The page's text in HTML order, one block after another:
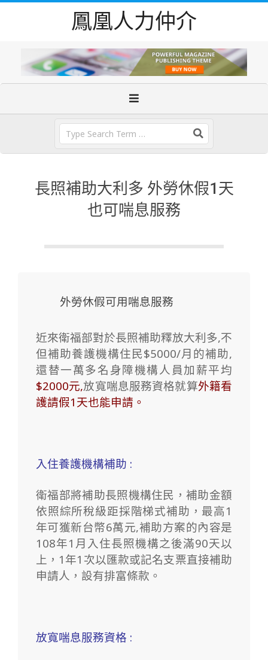
鳳凰人力仲介
長照補助大利多 外勞休假1天
也可喘息服務
外勞休假可用喘息服務
近來衛福部對於長照補助釋放大利多,不
但補助養護機構住民$5000/月的補助,
還替一萬多名身障機構人員加薪平均
$2000元,放寬喘息服務資格就算外籍看
護請假1天也能申請。
入住養護機構補助 :
衛福部將補助長照機構住民，補助金額
依照綜所稅級距採階梯式補助，最高1
年可獲新台幣6萬元,補助方案的內容是
108年1月入住長照機構之後滿90天以
上，1年1次以匯款或記名支票直接補助
申請人，設有排富條款。
放寬喘息服務資格 :